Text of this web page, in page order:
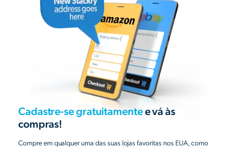
Cadastre-se gratuitamentee vá às
compras!
Compre em qualquer uma das suas lojas favoritas nos EUA, como